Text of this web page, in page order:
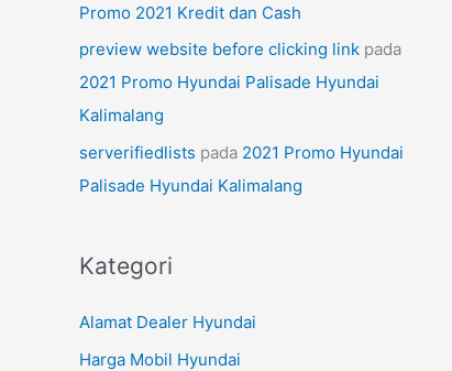
Promo 2021 Kredit dan Cash
preview website before clicking link pada
2021 Promo Hyundai Palisade Hyundai
Kalimalang
serverifiedlists pada 2021 Promo Hyundai
Palisade Hyundai Kalimalang
Kategori
Alamat Dealer Hyundai
Harga Mobil Hyundai